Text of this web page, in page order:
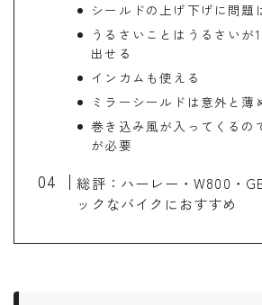
シールドの上げ下げに問題
うるさいことはうるさいが
出せる
インカムも使える
ミラーシールドは意外と薄
巻き込み風が入ってくるの
が必要
総評：ハーレー・W800・
ックなバイクにおすすめ